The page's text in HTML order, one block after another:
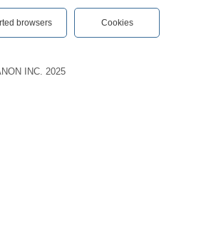
browsers Cookies
INC. 2025